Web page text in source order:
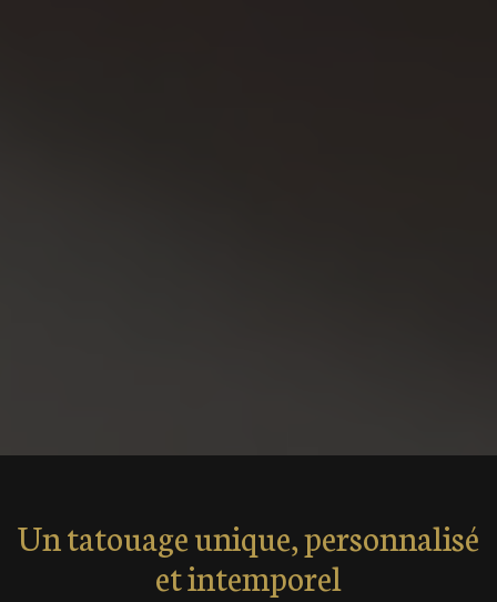
Un tatouage unique, personnalisé
et intemporel